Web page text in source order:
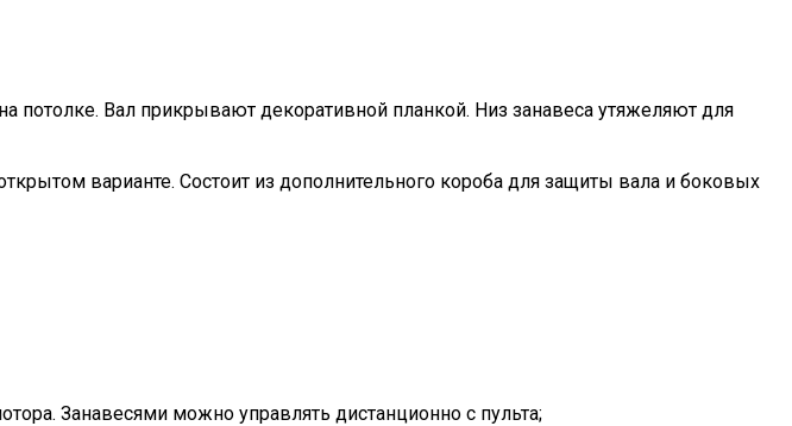
потолке. Вал прикрывают декоративной планкой. Низ занавеса утяжеляют для
варианте. Состоит из дополнительного короба для защиты вала и боковых
Занавесями можно управлять дистанционно с пульта;